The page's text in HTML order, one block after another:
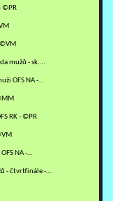
©PR
©VM
mužů - sk.…
OFS NA -…
RK - ©PR
NA -…
- čtvrtfinále -…